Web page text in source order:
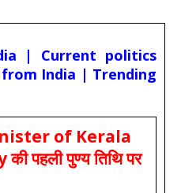
| Current politics
India | Trending
of Kerala
पहली पुण्य तिथि पर